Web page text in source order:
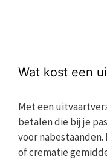
Wat kost een
Met een
betalen die bij je
voor
of crematie